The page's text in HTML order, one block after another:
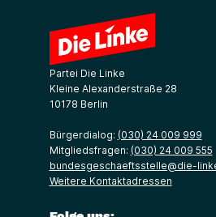
Partei Die Linke
Kleine Alexanderstraße 28
10178 Berlin
Bürgerdialog: (030) 24 009 999
Mitgliedsfragen: (030) 24 009 555
bundesgeschaeftsstelle@die-
Weitere Kontaktadressen